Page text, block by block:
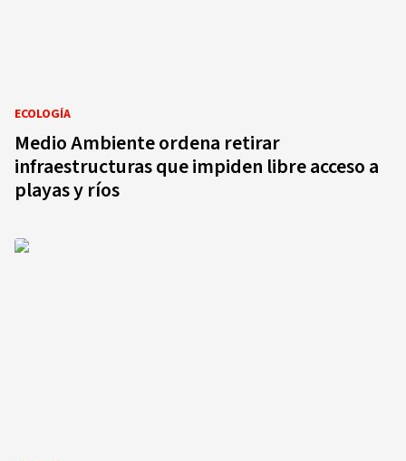
ECOLOGÍA
Medio Ambiente ordena retirar
infraestructuras que impiden libre acceso a
playas y ríos